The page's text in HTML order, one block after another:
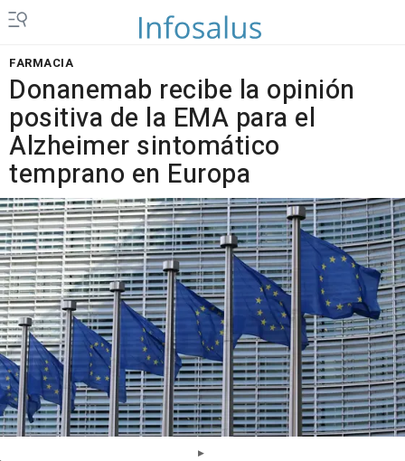
FARMACIA
Donanemab recibe la opinión
positiva de la EMA para el
Alzheimer sintomático
temprano en Europa